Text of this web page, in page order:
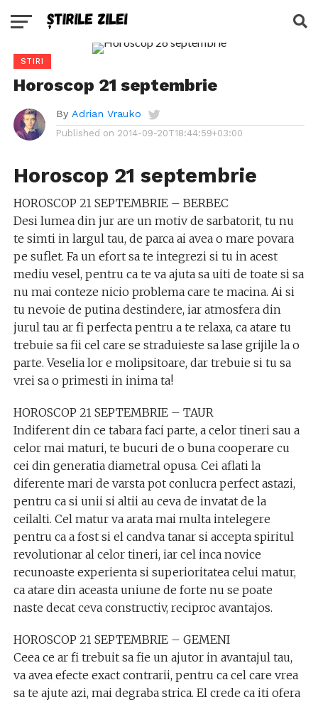
STIRI
Horoscop 21 septembrie
By Adrian Vrauko
Published on 2014-09-20T18:44:59+03:00
Horoscop 21 septembrie
HOROSCOP 21 SEPTEMBRIE – BERBEC
Desi lumea din jur are un motiv de sarbatorit, tu nu
te simti in largul tau, de parca ai avea o mare povara
pe suflet. Fa un efort sa te integrezi si tu in acest
mediu vesel, pentru ca te va ajuta sa uiti de toate si sa
nu mai conteze nicio problema care te macina. Ai si
tu nevoie de putina destindere, iar atmosfera din
jurul tau ar fi perfecta pentru a te relaxa, ca atare tu
trebuie sa fii cel care se straduieste sa lase grijile la o
parte. Veselia lor e molipsitoare, dar trebuie si tu sa
vrei sa o primesti in inima ta!
HOROSCOP 21 SEPTEMBRIE – TAUR
Indiferent din ce tabara faci parte, a celor tineri sau a
celor mai maturi, te bucuri de o buna cooperare cu
cei din generatia diametral opusa. Cei aflati la
diferente mari de varsta pot conlucra perfect astazi,
pentru ca si unii si altii au ceva de invatat de la
ceilalti. Cel matur va arata mai multa intelegere
pentru ca a fost si el candva tanar si accepta spiritul
revolutionar al celor tineri, iar cel inca novice
recunoaste experienta si superioritatea celui matur,
ca atare din aceasta uniune de forte nu se poate
naste decat ceva constructiv, reciproc avantajos.
HOROSCOP 21 SEPTEMBRIE – GEMENI
Ceea ce ar fi trebuit sa fie un ajutor in avantajul tau,
va avea efecte exact contrarii, pentru ca cel care vrea
sa te ajute azi, mai degraba strica. El crede ca iti ofera